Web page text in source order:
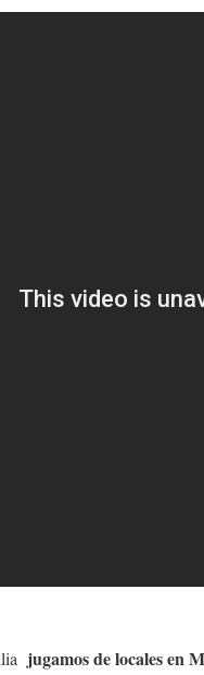
jugamos de locales en